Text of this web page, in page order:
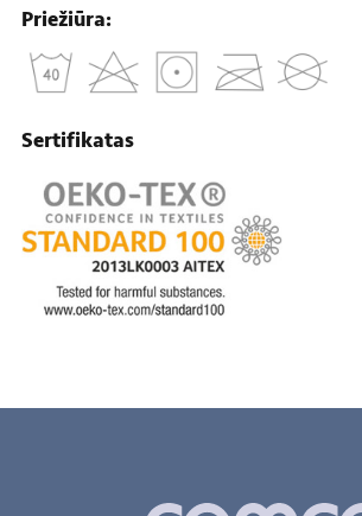
Priežiūra:
Sertifikatas